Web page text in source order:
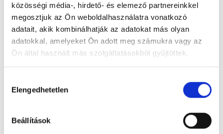
közösségi média-, hirdető- és elemező partnereinkkel
megosztjuk az Ön weboldalhasználatra vonatkozó
adatait, akik kombinálhatják az adatokat más olyan
adatokkal, amelyeket Ön adott meg számukra vagy az
Ön által használt más szolgáltatásokból gyűjtöttek.
kiválasztása
Elengedhetetlen
Beállítások
Kreatív problémamegoldás:Nem minden helyzetre
létezik kész forgatókönyv. A rugalmas hozzáállás és
az egyedi megoldások segítenek abban, hogy az
ügyfél valóban pozitív élménnyel távozzon.
Termék- és szolgáltatásismeret:A magabiztos
tanulással és jól felépített belső tudásbázissal